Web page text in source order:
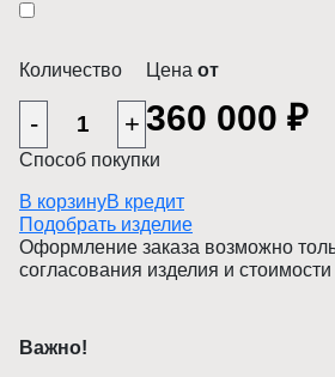
Количество
- +
Цена от
360 000 ₽
Способ покупки
В корзинуВ кредит
Подобрать изделие
Оформление заказа возможно
согласования изделия и
Важно!